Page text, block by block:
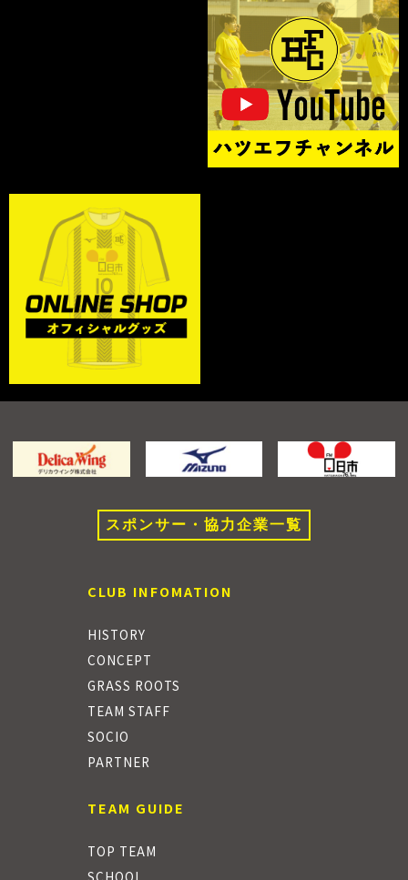
スポンサー・協力企業一覧
CLUB INFOMATION
HISTORY
CONCEPT
GRASS ROOTS
TEAM STAFF
SOCIO
PARTNER
TEAM GUIDE
TOP TEAM